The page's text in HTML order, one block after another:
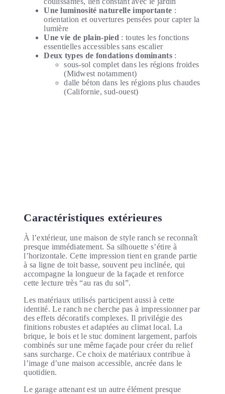
Une luminosité naturelle importante :
orientation et ouvertures pensées pour capter la
lumière
Une vie de plain-pied : toutes les fonctions
essentielles accessibles sans escalier
Deux types de fondations dominants :
sous-sol complet dans les régions froides
(Midwest notamment)
dalle béton dans les régions plus chaudes
(Californie, sud-ouest)
Caractéristiques extérieures
À l’extérieur, une maison de style ranch se reconnaît
presque immédiatement. Sa silhouette s’étire à
l’horizontale. Cette impression tient en grande partie
à sa ligne de toit basse, souvent peu inclinée, qui
accompagne la longueur de la façade et renforce
cette lecture très “au ras du sol”.
Les matériaux utilisés participent aussi à cette
identité. Le ranch ne cherche pas à impressionner par
des effets décoratifs complexes. Il privilégie des
finitions robustes et adaptées au climat local. La
brique, le bois et le stuc dominent largement, parfois
combinés sur une même façade pour créer du relief
sans surcharge. Ce choix de matériaux contribue à
l’image d’une maison accessible, ancrée dans le
quotidien.
Le garage attenant est un autre élément presque